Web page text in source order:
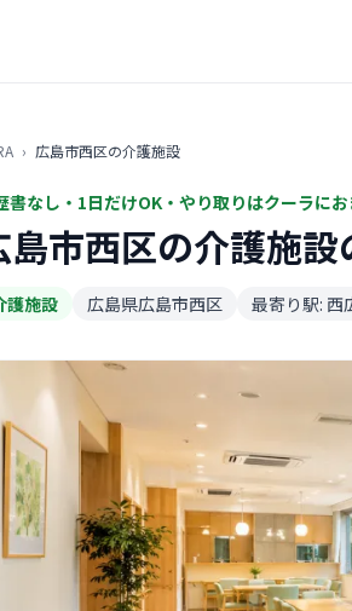
› 広島市西区の介護施設
書なし・1日だけOK・やり取りはクーラに
島市西区の介護施設
護施設 広島県広島市西区 最寄り駅: 西